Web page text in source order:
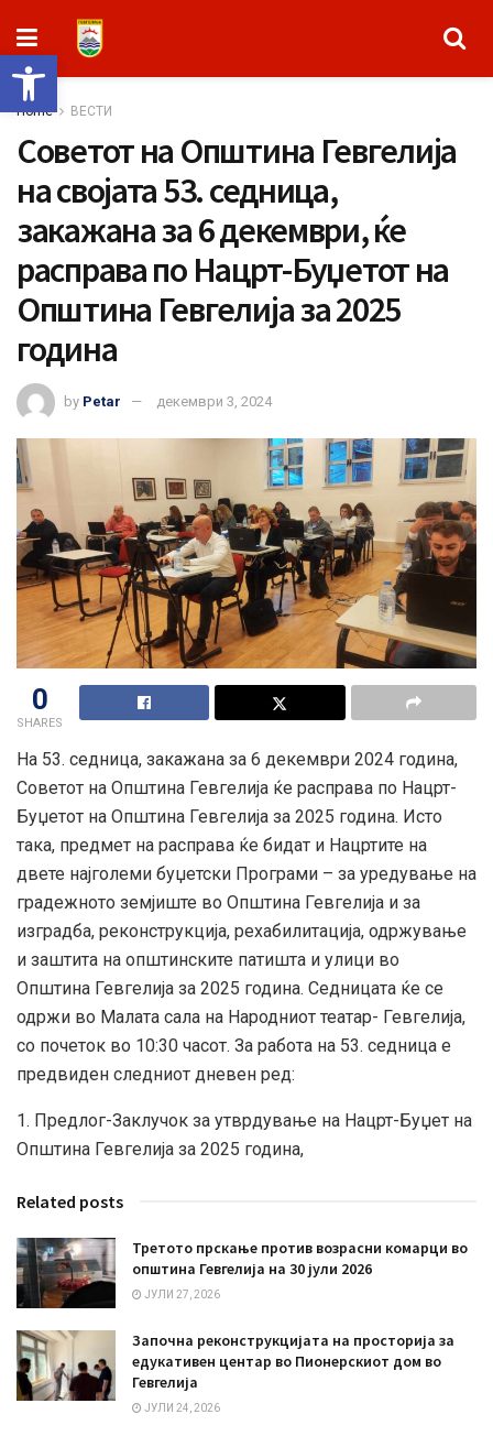
Open toolbar
Home ВЕСТИ
Советот на Општина Гевгелија
на својата 53. седница,
закажана за 6 декември, ќе
расправа по Нацрт-Буџетот на
Општина Гевгелија за 2025
година
by Petar декември 3, 2024
0
SHARES
На 53. седница, закажана за 6 декември 2024 година,
Советот на Општина Гевгелија ќе расправа по Нацрт-
Буџетот на Општина Гевгелија за 2025 година. Исто
така, предмет на расправа ќе бидат и Нацртите на
двете најголеми буџетски Програми – за уредување на
градежното земјиште во Општина Гевгелија и за
изградба, реконструкција, рехабилитација, одржување
и заштита на општинските патишта и улици во
Општина Гевгелија за 2025 година. Седницата ќе се
одржи во Малата сала на Народниот театар- Гевгелија,
со почеток во 10:30 часот. За работа на 53. седница е
предвиден следниот дневен ред:
1. Предлог-Заклучок за утврдување на Нацрт-Буџет на
Општина Гевгелија за 2025 година,
Related posts
Третото прскање против возрасни комарци во
општина Гевгелија на 30 јули 2026
ЈУЛИ 27, 2026
Започна реконструкцијата на просторија за
едукативен центар во Пионерскиот дом во
Гевгелија
ЈУЛИ 24, 2026